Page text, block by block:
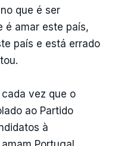
que é ser
é amar este país,
país e está errado
vez que o
ao Partido
à